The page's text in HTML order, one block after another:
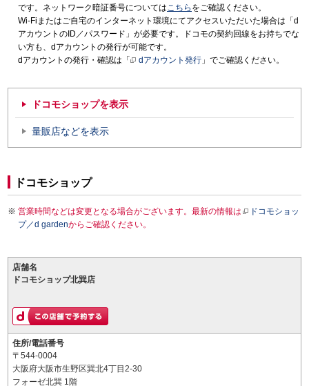
です。ネットワーク暗証番号についてはこちら をご確認ください。
Wi-Fiまたはご自宅のインターネット環境にてアクセスいただいた場合は「d
アカウントのID／パスワード」が必要です。ドコモの契約回線をお持ちでな
い方も、dアカウントの発行が可能です。
dアカウントの発行・確認は「
dアカウント発行 」でご確認ください。
ドコモショップを表示
量販店などを表示
ドコモショップ
営業時間などは変更となる場合がございます。最新の情報は
ドコモショッ
プ／d gardenからご確認ください。
店舗名
ドコモショップ北巽店
住所/電話番号
〒544-0004
大阪府大阪市生野区巽北4丁目2-30
フォーゼ北巽 1階